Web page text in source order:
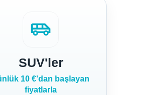
airport_shuttle
SUV'ler
10 €'dan başlayan
fiyatlarla